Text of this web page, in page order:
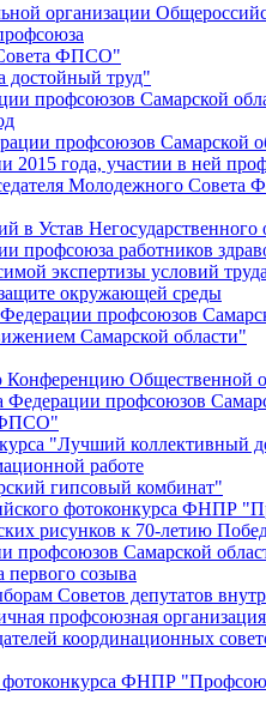
организации
Совета ФПСО"
достойный труд"
профсоюзов Самарской
профсоюзов Самарской
2015 года, участии в ней
Молодежного Совета
Устав
профсоюза работников
экспертизы условий
окружающей среды
профсоюзов
Самарской области"
Общественной
профсоюзов
ФПСО"
"Лучший коллективный
работе
гипсовый комбинат"
фотоконкурса ФНПР
рисунков к 70-летию
профсоюзов Самарской
первого созыва
Советов депутатов
профсоюзная
координационных
фотоконкурса ФНПР